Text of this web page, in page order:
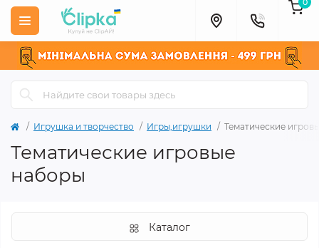
Игрушка и творчество Игры,игрушки Тематические
Тематические игровые
наборы
Каталог